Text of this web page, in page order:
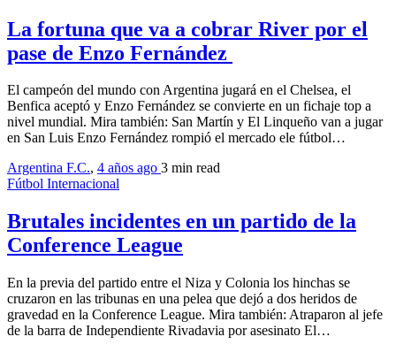
La fortuna que va a cobrar River por el
pase de Enzo Fernández
El campeón del mundo con Argentina jugará en el Chelsea, el
Benfica aceptó y Enzo Fernández se convierte en un fichaje top a
nivel mundial. Mira también: San Martín y El Linqueño van a jugar
en San Luis Enzo Fernández rompió el mercado ele fútbol…
Argentina F.C., 4 años ago 3 min read
Fútbol Internacional
Brutales incidentes en un partido de la
Conference League
En la previa del partido entre el Niza y Colonia los hinchas se
cruzaron en las tribunas en una pelea que dejó a dos heridos de
gravedad en la Conference League. Mira también: Atraparon al jefe
de la barra de Independiente Rivadavia por asesinato El…